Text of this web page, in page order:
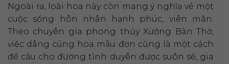
Ngoài ra, loài hoa này còn mang ý nghĩa về một
cuộc sống hôn nhân hạnh phúc, viên mãn.
Theo chuyên gia phong thủy Xưởng Bàn Thờ,
việc dâng cúng hoa mẫu đơn cũng là một cách
để cầu cho đường tình duyên được suôn sẻ, gia